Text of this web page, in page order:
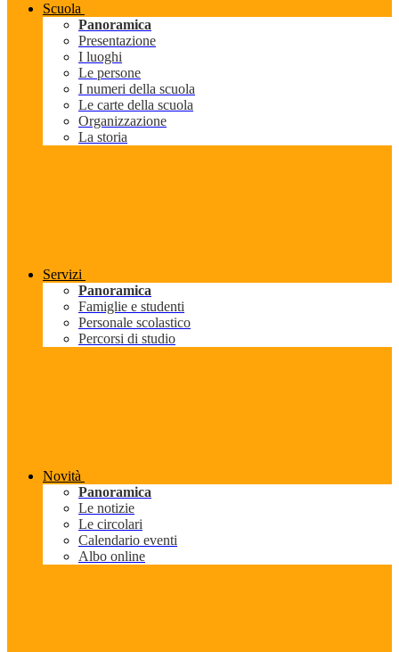
Scuola
Panoramica
Presentazione
I luoghi
Le persone
I numeri della scuola
Le carte della scuola
Organizzazione
La storia
Servizi
Panoramica
Famiglie e studenti
Personale scolastico
Percorsi di studio
Novità
Panoramica
Le notizie
Le circolari
Calendario eventi
Albo online